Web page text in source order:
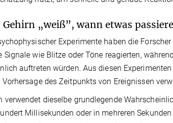
Gehirn „weiß”, wann etwas
Experimente haben die
Signale wie Blitze oder Töne reagierten,
auftreten würden. Aus diesen
Vorhersage des Zeitpunkts von Ereignissen
verwendet dieselbe grundlegende
Millisekunden oder in mehreren